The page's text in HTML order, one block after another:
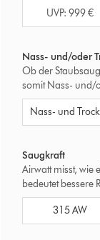
UVP: 999 €
Nass- und/oder
Ob der
somit Nass- und/
Dyson
Nass- und
Saugkraft
Airwatt misst, wie
bedeutet bessere
Dyson
315 AW